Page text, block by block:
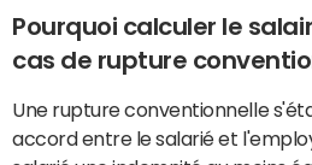
Pourquoi calculer le
cas de rupture
Une rupture conventionnelle
accord entre le salarié et